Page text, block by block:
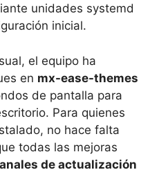
unidades systemd
inicial.
el equipo ha
en mx-ease-themes
de pantalla para
Para quienes
no hace falta
todas las mejoras
de actualización